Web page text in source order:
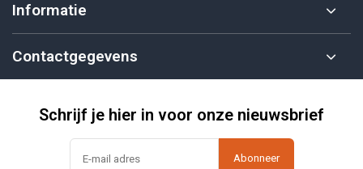
Informatie
Contactgegevens
Schrijf je hier in voor onze nieuwsbrief
Abonneer